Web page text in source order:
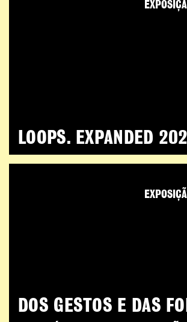
LOOPS. EXPANDED
DOS GESTOS E DAS